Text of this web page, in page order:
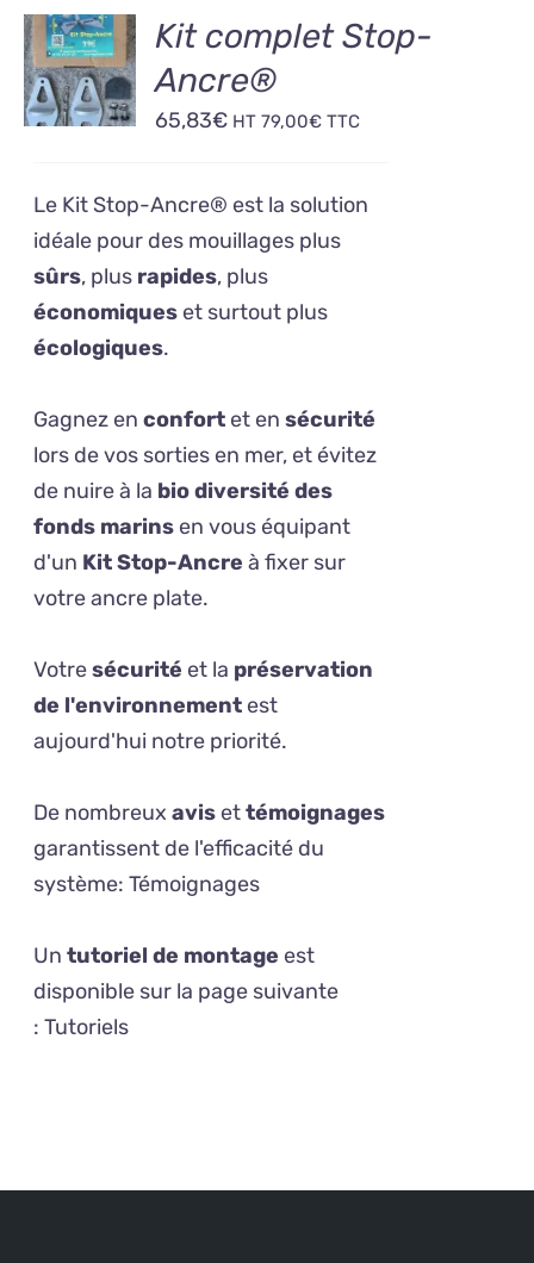
AJOUTER
AU
PANIER
/
DÉTAILS
Kit complet Stop-
Ancre®
65,83€ HT79,00€ TTC
Le Kit Stop-Ancre® est la solution
idéale pour des mouillages plus
sûrs, plus rapides, plus
économiques et surtout plus
écologiques.
Gagnez enconfort et ensécurité
lors de vos sorties en mer, et évitez
de nuire à la bio diversité des
fonds marins en vous équipant
d'un Kit Stop-Ancre à fixer sur
votre ancre plate.
Votresécurité et la préservation
de l'environnement est
aujourd'hui notre priorité.
De nombreuxavis ettémoignages
garantissent de l'efficacité du
système:Témoignages
Untutoriel de montage est
disponible sur la page suivante
:Tutoriels